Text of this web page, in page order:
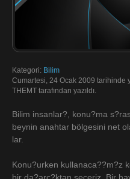
Kategori: Bilim
Cumartesi, 24 Ocak 2009 tarihinde
THEMT tarafından yazıldı.
Bilim insanlar?, konu?ma
beynin anahtar bölgesini net
lar.
Konu?urken kullanaca??m?z
bir da?arc?ktan seçeriz. Bir